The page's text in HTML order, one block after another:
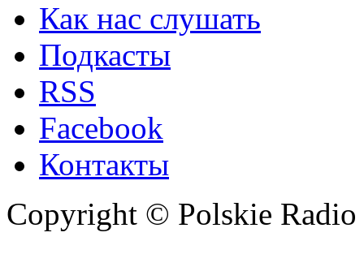
Как нас слушать
Подкасты
RSS
Facebook
Контакты
Copyright © Polskie